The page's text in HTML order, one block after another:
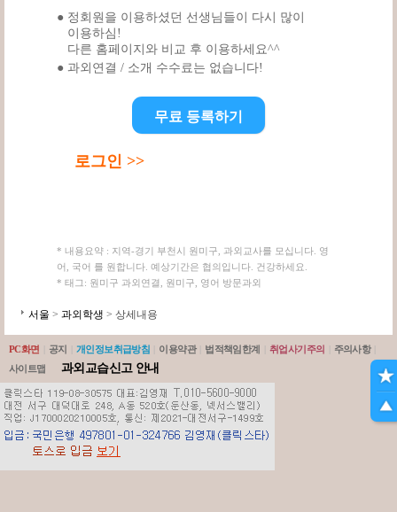
● 정회원을 이용하셨던 선생님들이 다시 많이
이용하심!
다른 홈페이지와 비교 후 이용하세요^^
● 과외연결 / 소개 수수료는 없습니다!
무료 등록하기
로그인 >>
* 내용요약 : 지역-경기 부천시 원미구, 과외교사를 모십니다. 영
어, 국어 를 원합니다. 예상기간은 협의입니다. 건강하세요.
* 태그: 원미구 과외연결, 원미구, 영어 방문과외
서울 > 과외학생 > 상세내용
PC화면 공지 개인정보취급방침 이용약관 법적책임한계 취업사기주의 주의사항
사이트맵
과외교습신고 안내